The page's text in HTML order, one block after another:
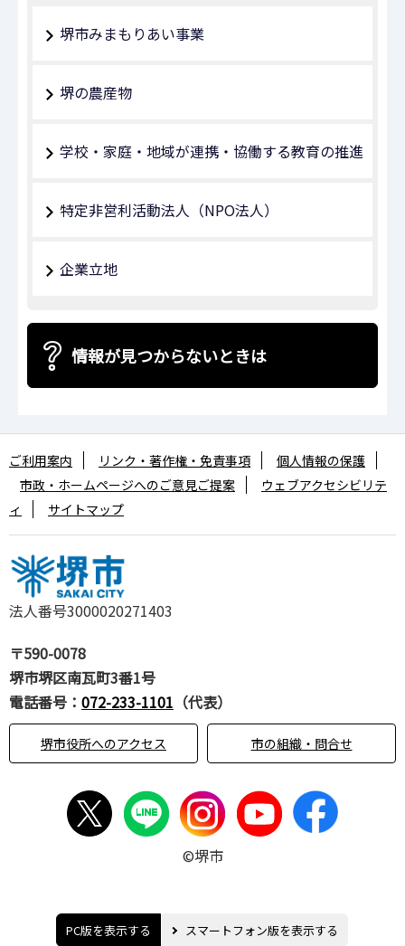
堺市みまもりあい事業
堺の農産物
学校・家庭・地域が連携・協働する教育の推進
特定非営利活動法人（NPO法人）
企業立地
情報が見つからないときは
法人番号3000020271403
〒590-0078
堺市堺区南瓦町3番1号
電話番号： 072-233-1101 （代表）
堺市役所へのアクセス 市の組織・問合せ
ご利用案内 リンク・著作権・免責事項
個人情報の保護
市政・ホームページへのご意見ご提案
ウェブアクセシビリテ
ィ
サイトマップ
©堺市
PC版を表示する スマートフォン版を表示する